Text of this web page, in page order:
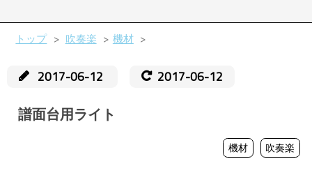
トップ > 吹奏楽 > 機材 >
2017-06-12 2017-06-12
譜面台用ライト
機材 吹奏楽